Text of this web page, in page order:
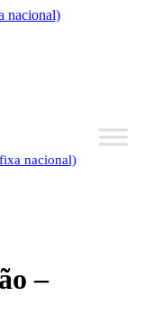
nacional)
nacional)
–